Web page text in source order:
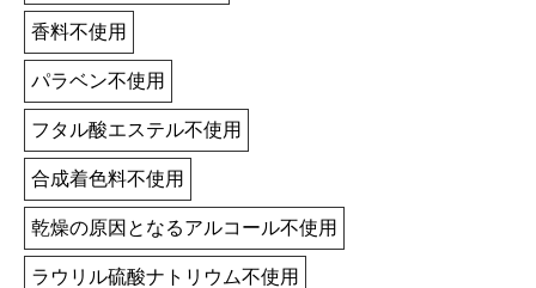
香料不使用
パラベン不使用
フタル酸エステル不使用
合成着色料不使用
乾燥の原因となるアルコール不使用
ラウリル硫酸ナトリウム不使用